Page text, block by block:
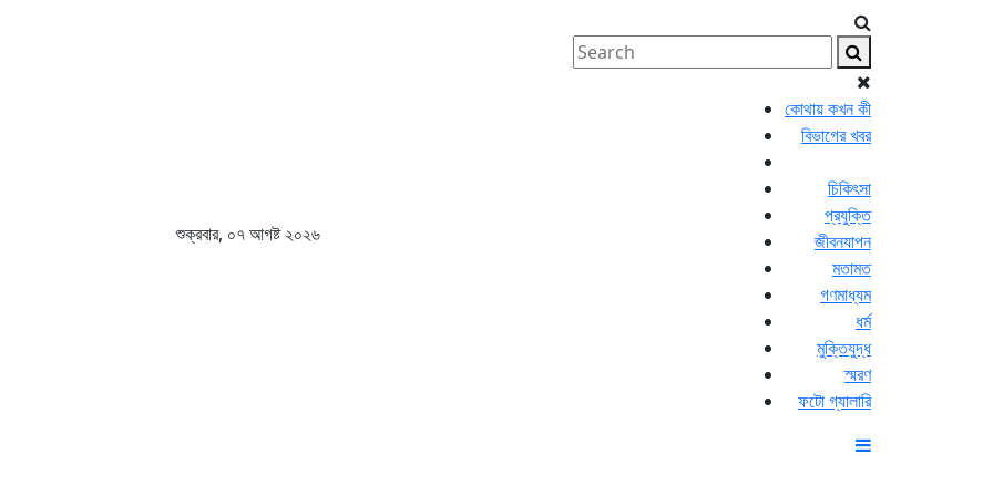
শুক্রবার, ০৭ আগষ্ট ২০২৬
কোথায় কখন কী
বিভাগের খবর
চিকিৎসা
প্রযুক্তি
জীবনযাপন
মতামত
গণমাধ্যম
ধর্ম
মুক্তিযুদ্ধ
স্মরণ
ফটো গ্যালারি